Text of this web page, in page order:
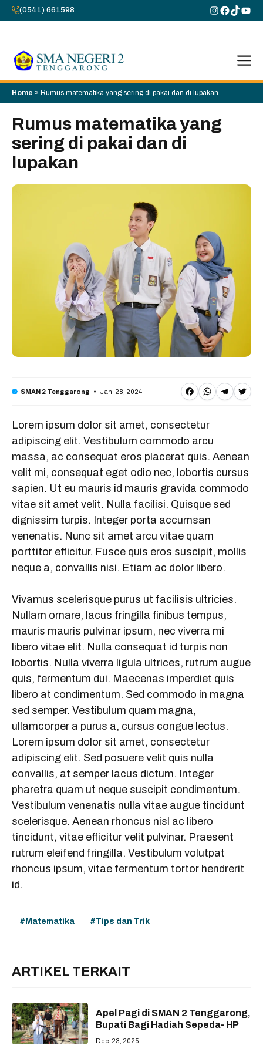
Skip
to
(0541) 661598 Instagram
TikTok
Home » Rumus matematika yang sering di pakai dan di lupakan
Rumus matematika yang
sering di pakai dan di
lupakan
SMAN 2 Tenggarong Jan. 28, 2024
F
c
e
b
o
o
k
W
a
t
s
A
p
p
T
e
g
r
a
T
t
e
r
Lorem ipsum dolor sit amet, consectetur
adipiscing elit. Vestibulum commodo arcu
massa, ac consequat eros placerat quis. Aenean
velit mi, consequat eget odio nec, lobortis cursus
sapien. Ut eu mauris id mauris gravida commodo
vitae sit amet velit. Nulla facilisi. Quisque sed
dignissim turpis. Integer porta accumsan
venenatis. Nunc sit amet arcu vitae quam
porttitor efficitur. Fusce quis eros suscipit, mollis
neque a, convallis nisi. Etiam ac dolor libero.
Vivamus scelerisque purus ut facilisis ultricies.
Nullam ornare, lacus fringilla finibus tempus,
mauris mauris pulvinar ipsum, nec viverra mi
libero vitae elit. Nulla consequat id turpis non
lobortis. Nulla viverra ligula ultrices, rutrum augue
quis, fermentum dui. Maecenas imperdiet quis
libero at condimentum. Sed commodo in magna
sed semper. Vestibulum quam magna,
ullamcorper a purus a, cursus congue lectus.
Lorem ipsum dolor sit amet, consectetur
adipiscing elit. Sed posuere velit quis nulla
convallis, at semper lacus dictum. Integer
pharetra quam ut neque suscipit condimentum.
Vestibulum venenatis nulla vitae augue tincidunt
scelerisque. Aenean rhoncus nisl ac libero
tincidunt, vitae efficitur velit pulvinar. Praesent
rutrum eleifend fringilla. Vestibulum volutpat
rhoncus ipsum, vitae fermentum tortor hendrerit
id.
Matematika Tips dan Trik
ARTIKEL TERKAIT
Apel Pagi di SMAN 2 Tenggarong,
Bupati Bagi Hadiah Sepeda- HP
Dec. 23, 2025